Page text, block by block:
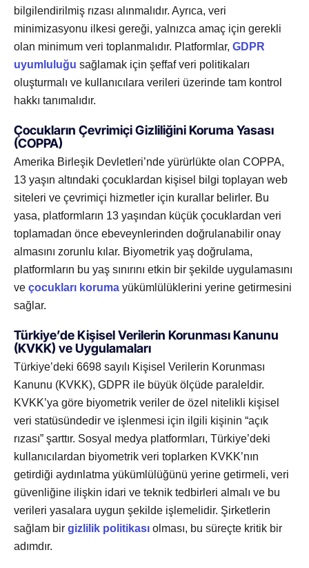
bilgilendirilmiş rızası alınmalıdır. Ayrıca, veri
minimizasyonu ilkesi gereği, yalnızca amaç için gerekli
olan minimum veri toplanmalıdır. Platformlar, GDPR
uyumluluğu sağlamak için şeffaf veri politikaları
oluşturmalı ve kullanıcılara verileri üzerinde tam kontrol
hakkı tanımalıdır.
Çocukların Çevrimiçi Gizliliğini Koruma Yasası
(COPPA)
Amerika Birleşik Devletleri’nde yürürlükte olan COPPA,
13 yaşın altındaki çocuklardan kişisel bilgi toplayan web
siteleri ve çevrimiçi hizmetler için kurallar belirler. Bu
yasa, platformların 13 yaşından küçük çocuklardan veri
toplamadan önce ebeveynlerinden doğrulanabilir onay
almasını zorunlu kılar. Biyometrik yaş doğrulama,
platformların bu yaş sınırını etkin bir şekilde uygulamasını
ve çocukları koruma yükümlülüklerini yerine getirmesini
sağlar.
Türkiye’de Kişisel Verilerin Korunması Kanunu
(KVKK) ve Uygulamaları
Türkiye’deki 6698 sayılı Kişisel Verilerin Korunması
Kanunu (KVKK), GDPR ile büyük ölçüde paraleldir.
KVKK’ya göre biyometrik veriler de özel nitelikli kişisel
veri statüsündedir ve işlenmesi için ilgili kişinin “açık
rızası” şarttır. Sosyal medya platformları, Türkiye’deki
kullanıcılardan biyometrik veri toplarken KVKK’nın
getirdiği aydınlatma yükümlülüğünü yerine getirmeli, veri
güvenliğine ilişkin idari ve teknik tedbirleri almalı ve bu
verileri yasalara uygun şekilde işlemelidir. Şirketlerin
sağlam bir gizlilik politikası olması, bu süreçte kritik bir
adımdır.